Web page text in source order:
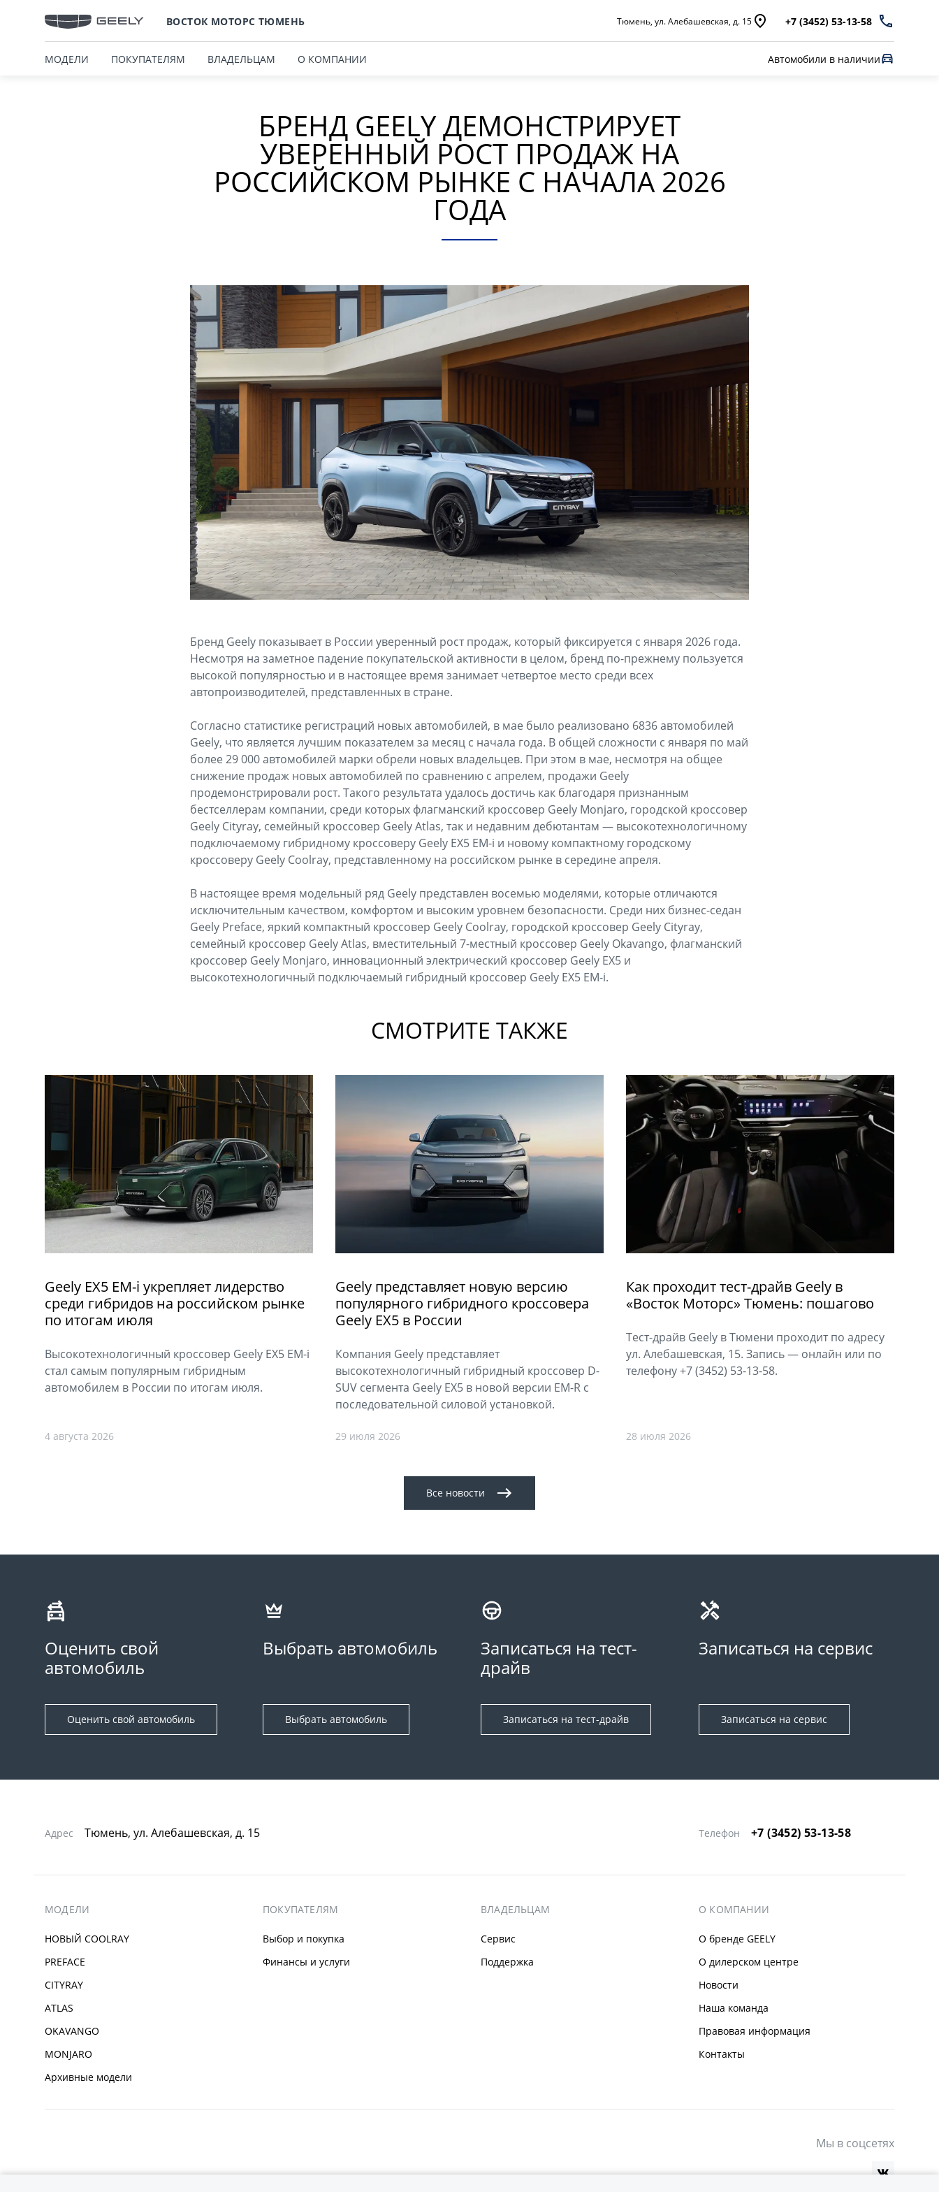
ВОСТОК МОТОРС ТЮМЕНЬ Тюмень, ул. Алебашевская, д. 15 +7 (3452) 53-13-58
МОДЕЛИ ПОКУПАТЕЛЯМ ВЛАДЕЛЬЦАМ О КОМПАНИИ Автомобили в наличии
БРЕНД GEELY ДЕМОНСТРИРУЕТ
УВЕРЕННЫЙ РОСТ ПРОДАЖ НА
РОССИЙСКОМ РЫНКЕ С НАЧАЛА 2026
ГОДА
Бренд Geely показывает в России уверенный рост продаж, который фиксируется с января 2026 года.
Несмотря на заметное падение покупательской активности в целом, бренд по-прежнему пользуется
высокой популярностью и в настоящее время занимает четвертое место среди всех
автопроизводителей, представленных в стране.
Согласно статистике регистраций новых автомобилей, в мае было реализовано 6836 автомобилей
Geely, что является лучшим показателем за месяц с начала года. В общей сложности с января по май
более 29 000 автомобилей марки обрели новых владельцев. При этом в мае, несмотря на общее
снижение продаж новых автомобилей по сравнению с апрелем, продажи Geely
продемонстрировали рост. Такого результата удалось достичь как благодаря признанным
бестселлерам компании, среди которых флагманский кроссовер Geely Monjaro, городской кроссовер
Geely Cityray, семейный кроссовер Geely Atlas, так и недавним дебютантам — высокотехнологичному
подключаемому гибридному кроссоверу Geely EX5 EM-i и новому компактному городскому
кроссоверу Geely Coolray, представленному на российском рынке в середине апреля.
В настоящее время модельный ряд Geely представлен восемью моделями, которые отличаются
исключительным качеством, комфортом и высоким уровнем безопасности. Среди них бизнес-седан
Geely Preface, яркий компактный кроссовер Geely Coolray, городской кроссовер Geely Cityray,
семейный кроссовер Geely Atlas, вместительный 7-местный кроссовер Geely Okavango, флагманский
кроссовер Geely Monjaro, инновационный электрический кроссовер Geely EX5 и
высокотехнологичный подключаемый гибридный кроссовер Geely EX5 EM-i.
СМОТРИТЕ ТАКЖЕ
Geely EX5 EM-i укрепляет лидерство
среди гибридов на российском рынке
по итогам июля
Высокотехнологичный кроссовер Geely EX5 EM-i
стал самым популярным гибридным
автомобилем в России по итогам июля.
4 августа 2026
Geely представляет новую версию
популярного гибридного кроссовера
Geely EX5 в России
Компания Geely представляет
высокотехнологичный гибридный кроссовер D-
SUV сегмента Geely EX5 в новой версии EM-R с
последовательной силовой установкой.
29 июля 2026
Как проходит тест-драйв Geely в
«Восток Моторс» Тюмень: пошагово
Тест-драйв Geely в Тюмени проходит по адресу
ул. Алебашевская, 15. Запись — онлайн или по
телефону +7 (3452) 53-13-58.
28 июля 2026
Все новости
Оценить свой
автомобиль
Оценить свой автомобиль
Выбрать автомобиль
Выбрать автомобиль
Записаться на тест-
драйв
Записаться на тест-драйв
Записаться на сервис
Записаться на сервис
Адрес Тюмень, ул. Алебашевская, д. 15 Телефон +7 (3452) 53-13-58
МОДЕЛИ
НОВЫЙ COOLRAY
PREFACE
CITYRAY
ATLAS
OKAVANGO
MONJARO
Архивные модели
ПОКУПАТЕЛЯМ
Выбор и покупка
Финансы и услуги
ВЛАДЕЛЬЦАМ
Сервис
Поддержка
О КОМПАНИИ
О бренде GEELY
О дилерском центре
Новости
Наша команда
Правовая информация
Контакты
Мы в соцсетях